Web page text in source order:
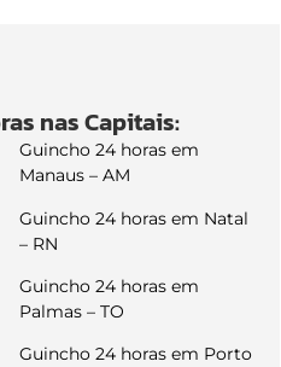
nas Capitais:
Guincho 24 horas em
Manaus – AM
Guincho 24 horas em Natal
– RN
Guincho 24 horas em
Palmas – TO
Guincho 24 horas em Porto